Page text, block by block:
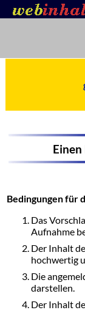
Bedingungen für
Das
Aufnahme
Der Inhalt
hochwertig
Die
darstellen.
Der Inhalt